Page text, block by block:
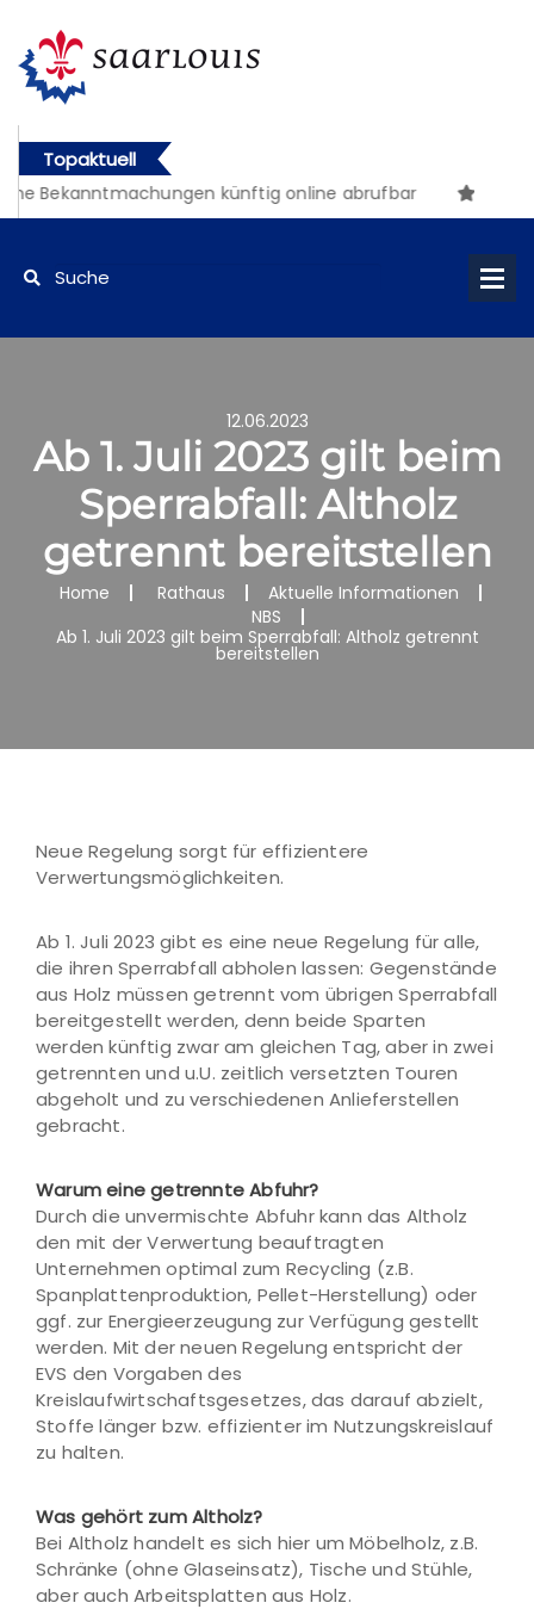
Topaktuell
Bekanntmachungen künftig online abrufbar
12.06.2023
Ab 1. Juli 2023 gilt beim
Sperrabfall: Altholz
getrennt bereitstellen
Home Rathaus
Aktuelle Informationen
NBS
Ab 1. Juli 2023 gilt beim Sperrabfall: Altholz getrennt
bereitstellen
Neue Regelung sorgt für effizientere
Verwertungsmöglichkeiten.
Ab 1. Juli 2023 gibt es eine neue Regelung für alle,
die ihren Sperrabfall abholen lassen: Gegenstände
aus Holz müssen getrennt vom übrigen Sperrabfall
bereitgestellt werden, denn beide Sparten
werden künftig zwar am gleichen Tag, aber in zwei
getrennten und u.U. zeitlich versetzten Touren
abgeholt und zu verschiedenen Anlieferstellen
gebracht.
Warum eine getrennte Abfuhr?
Durch die unvermischte Abfuhr kann das Altholz
den mit der Verwertung beauftragten
Unternehmen optimal zum Recycling (z.B.
Spanplattenproduktion, Pellet-Herstellung) oder
ggf. zur Energieerzeugung zur Verfügung gestellt
werden. Mit der neuen Regelung entspricht der
EVS den Vorgaben des
Kreislaufwirtschaftsgesetzes, das darauf abzielt,
Stoffe länger bzw. effizienter im Nutzungskreislauf
zu halten.
Was gehört zum Altholz?
Bei Altholz handelt es sich hier um Möbelholz, z.B.
Schränke (ohne Glaseinsatz), Tische und Stühle,
aber auch Arbeitsplatten aus Holz.